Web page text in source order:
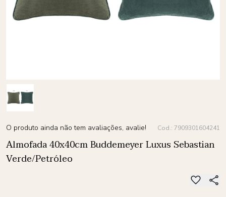
O produto ainda não tem avaliações, avalie! Cod.: 7909301604241
Almofada 40x40cm Buddemeyer Luxus Sebastian
Verde/Petróleo